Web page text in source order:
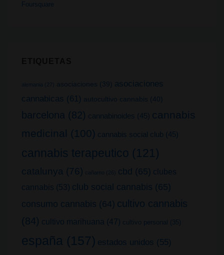
Foursquare
alemania (27) asociaciones (39)
asociaciones
cannabicas (61) autocultivo cannabis (40)
barcelona (82) cannabinoides (45) cannabis
medicinal (100) cannabis social club (45)
cannabis terapeutico (121)
catalunya (76) cañamo (26) cbd (65) clubes
cannabis (53) club social cannabis (65)
consumo cannabis (64) cultivo cannabis
(84) cultivo marihuana (47) cultivo personal (35)
españa (157) estados unidos (55)